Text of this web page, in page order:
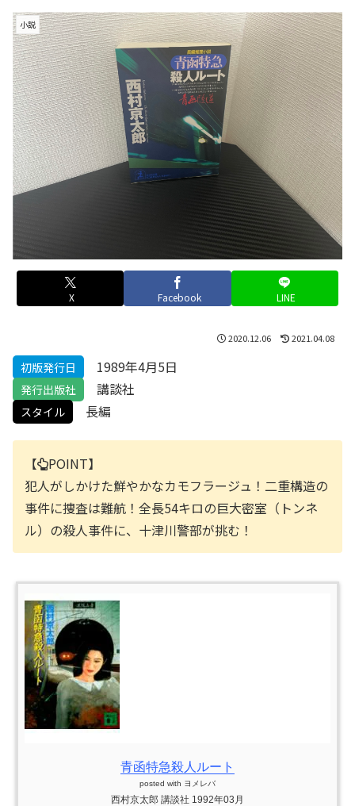
小説
X Facebook LINE
2020.12.06 2021.04.08
初版発行日 1989年4月5日
発行出版社 講談社
スタイル 長編
【
POINT】
犯人がしかけた鮮やかなカモフラージュ！二重構造の
事件に捜査は難航！全長54キロの巨大密室（トンネ
ル）の殺人事件に、十津川警部が挑む！
青函特急殺人ルート
posted with ヨメレバ
西村京太郎 講談社 1992年03月